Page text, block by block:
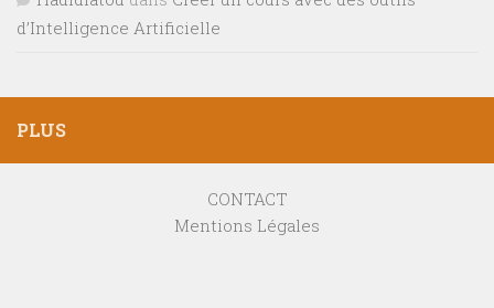
d’Intelligence Artificielle
PLUS
CONTACT
Mentions Légales